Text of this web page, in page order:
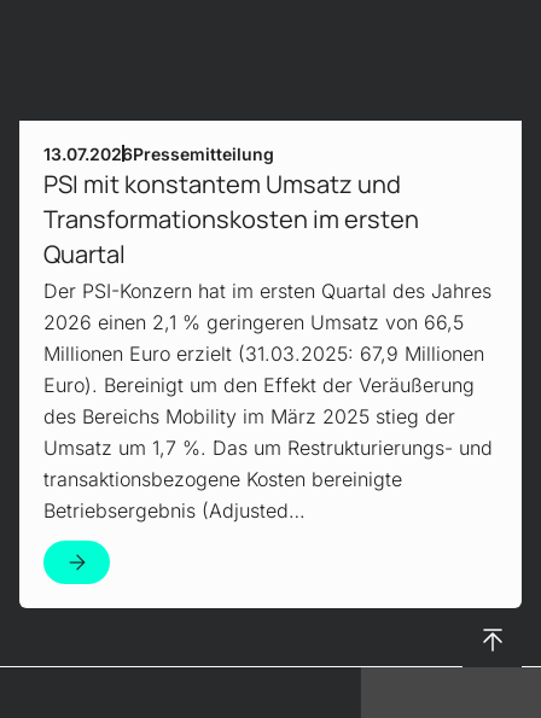
13.07.2026Pressemitteilung
PSI mit konstantem Umsatz und
Transformationskosten im ersten
Quartal
Der PSI-Konzern hat im ersten Quartal des Jahres
2026 einen 2,1 % geringeren Umsatz von 66,5
Millionen Euro erzielt (31.03.2025: 67,9 Millionen
Euro). Bereinigt um den Effekt der Veräußerung
des Bereichs Mobility im März 2025 stieg der
Umsatz um 1,7 %. Das um Restrukturierungs- und
transaktionsbezogene Kosten bereinigte
Betriebsergebnis (Adjusted…
Nach